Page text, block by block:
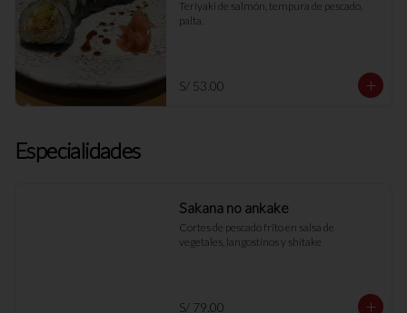
Teriyaki de salmón, tempura de pescado,
palta.
S/ 53.00
Especialidades
Sakana no ankake
Cortes de pescado frito en salsa de
vegetales, langostinos y shitake
S/ 79.00